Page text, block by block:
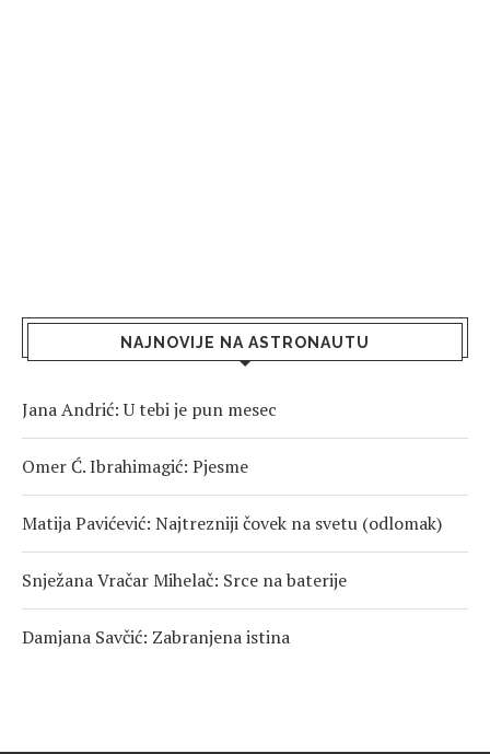
NAJNOVIJE NA ASTRONAUTU
Jana Andrić: U tebi je pun mesec
Omer Ć. Ibrahimagić: Pjesme
Matija Pavićević: Najtrezniji čovek na svetu (odlomak)
Snježana Vračar Mihelač: Srce na baterije
Damjana Savčić: Zabranjena istina